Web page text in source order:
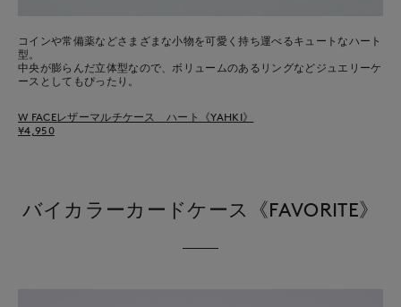
コインや常備薬などさまざまな小物を可愛く持ち運べるキュートなハート
型。
中央が膨らんだ立体型なので、ボリュームのあるリングなどジュエリーケ
ースとしてもぴったり。
W FACEレザーマルチケース ハート《YAHKI》
¥4,950
バイカラーカードケース《FAVORITE》